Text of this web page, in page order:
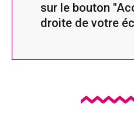
sur le bouton
droite de votre